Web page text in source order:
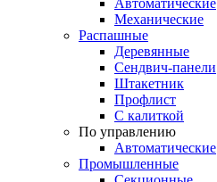
Механические
Распашные
Деревянные
Сендвич-панели
Штакетник
Профлист
С калиткой
По управлению
Автоматические
Промышленные